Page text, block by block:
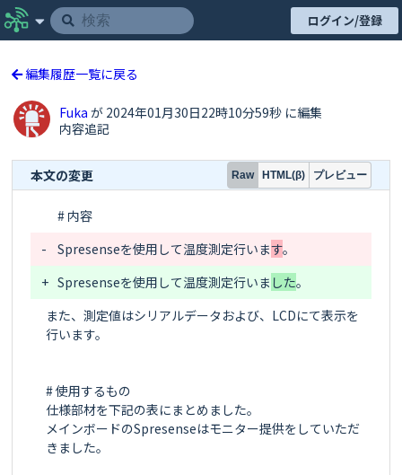
ログイン/登録
編集履歴一覧に戻る
Fukaが 2024年01月30日22時10分59秒 に編集
内容追記
本文の変更 Raw HTML(β) プレビュー
-
Spresenseを使用して温度測定行います
+ Spresenseを使用して温度測定行いま した
また、測定値はシリアルデータおよび、LCDにて表示を
行います。
# 使用するもの
仕様部材を下記の表にまとめました。
メインボードのSpresenseはモニター提供をしていただ
きました。